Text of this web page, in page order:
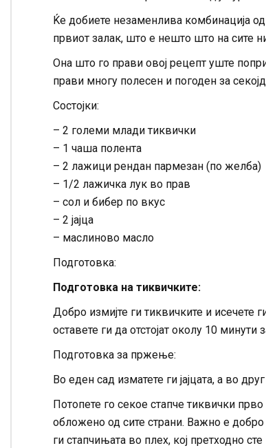
Ќе добиете незаменлива комбинација
првиот залак, што е нешто што на сите
Она што го прави овој рецепт уште
прави многу полесен и погоден за
Состојки:
– 2 големи млади тиквички
– 1 чаша полента
– 2 лажици рендан пармезан (по желба)
– 1/2 лажичка лук во прав
– сол и бибер по вкус
– 2 јајца
– маслиново масло
Подготовка:
Подготовка на тиквичките:
Добро измијте ги тиквичките и исечете
оставете ги да отстојат околу 10
Подготовка за пржење:
Во еден сад изматете ги јајцата, а во
Потопете го секое стапче тиквички
обложено од сите страни. Важно е добро
ги стапчињата во плех, кој претходно